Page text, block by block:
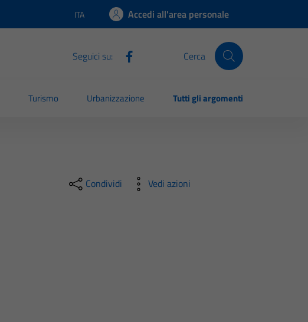
Lingua attiva:
ITA Accedi all'area personale
Seguici su: Cerca
Turismo Urbanizzazione Tutti gli argomenti
Condividi Vedi azioni